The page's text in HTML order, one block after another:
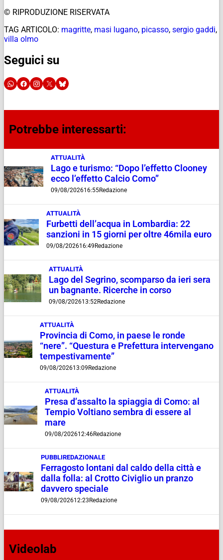
© RIPRODUZIONE RISERVATA
TAG ARTICOLO: magritte, masi lugano, picasso, sergio gaddi,
villa olmo
Seguici su
Potrebbe interessarti:
ATTUALITÀ
Lago e turismo: “Dopo l’effetto Clooney
ecco l’effetto Calcio Como”
09/08/202616:55Redazione
ATTUALITÀ
Furbetti dell’acqua in Lombardia: 22
sanzioni in 15 giorni per oltre 46mila euro
09/08/202616:49 Redazione
ATTUALITÀ
Lago del Segrino, scomparso da ieri sera
un bagnante. Ricerche in corso
09/08/202613:52Redazione
ATTUALITÀ
Provincia di Como, in paese le ronde
“nere”. “Questura e Prefettura intervengano
tempestivamente”
09/08/202613:09 Redazione
ATTUALITÀ
Presa d’assalto la spiaggia di Como: al
Tempio Voltiano sembra di essere al
mare
09/08/202612:46Redazione
PUBBLIREDAZIONALE
Ferragosto lontani dal caldo della città e
dalla folla: al Crotto Civiglio un pranzo
davvero speciale
09/08/202612:23 Redazione
Videolab